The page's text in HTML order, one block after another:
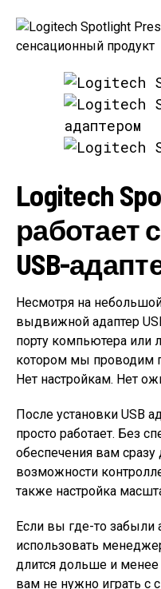
Logitech
работает
USB-
Несмотря на
выдвижной адаптер
порту компьютера или
котором мы проводим
Нет настройкам. Нет
После установки USB
просто работает. Без
обеспечения вам
возможности
также настройка
Если вы где-то забыли
использовать
длится дольше и менее
вам не нужно играть с